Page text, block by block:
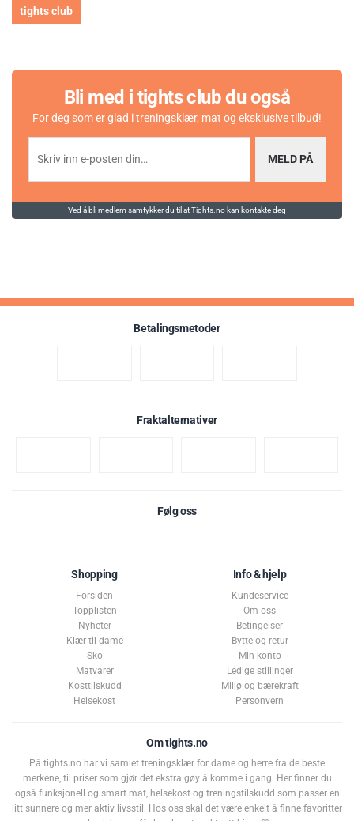
tights club
Bli med i tights club du også
For deg som er glad i treningsklær, mat og eksklusive tilbud!
MELD PÅ
Ved å bli medlem samtykker du til at Tights.no kan kontakte deg
Betalingsmetoder
Fraktalternativer
Følg oss
Shopping
Forsiden
Topplisten
Nyheter
Klær til dame
Sko
Matvarer
Kosttilskudd
Helsekost
Info & hjelp
Kundeservice
Om oss
Betingelser
Bytte og retur
Min konto
Ledige stillinger
Miljø og bærekraft
Personvern
Om tights.no
På tights.no har vi samlet treningsklær for dame og herre fra de beste
merkene, til priser som gjør det ekstra gøy å komme i gang. Her finner du
også funksjonell og smart mat, helsekost og treningstilskudd som passer en
litt sunnere og mer aktiv livsstil. Hos oss skal det være enkelt å finne favoritter